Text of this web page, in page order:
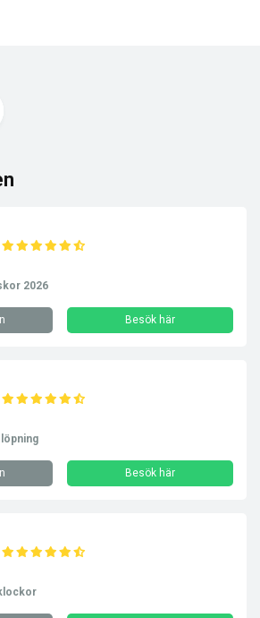
2026
Besök här
Besök här